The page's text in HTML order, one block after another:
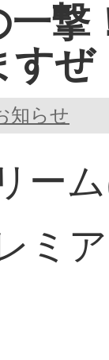
一
すぜ
知らせ
ー
ミ